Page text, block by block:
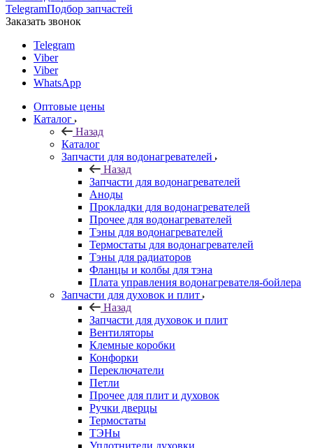
TelegramПодбор запчастей
Заказать звонок
Telegram
Viber
Viber
WhatsApp
Оптовые цены
Каталог
Назад
Каталог
Запчасти для водонагревателей
Назад
Запчасти для водонагревателей
Аноды
Прокладки для водонагревателей
Прочее для водонагревателей
Тэны для водонагревателей
Термостаты для водонагревателей
Тэны для радиаторов
Фланцы и колбы для тэна
Плата управления водонагревателя-бойлера
Запчасти для духовок и плит
Назад
Запчасти для духовок и плит
Вентиляторы
Клемные коробки
Конфорки
Переключатели
Петли
Прочее для плит и духовок
Ручки дверцы
Термостаты
ТЭНы
Уплотнители духовки